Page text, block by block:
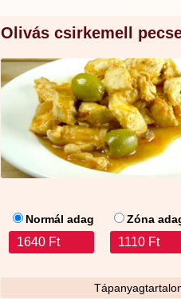
Olivás csirkemell
Normál adag
1640 Ft
Zóna
1110 Ft